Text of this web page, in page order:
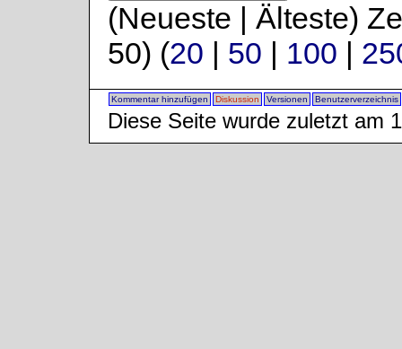
(Neueste | Älteste)
50) (20 | 50 | 100 |
Kommentar hinzufügen Diskussion Versionen Benutzerverzeichnis
Diese Seite wurde zuletzt am